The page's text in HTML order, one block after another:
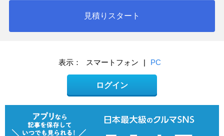
見積りスタート
表示： スマートフォン | PC
ログイン